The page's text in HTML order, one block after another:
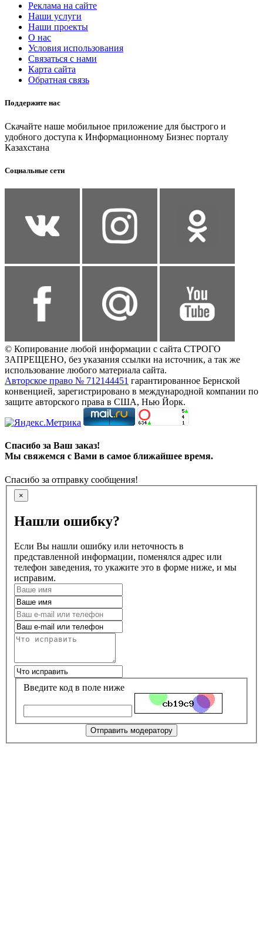
Реклама на сайте
Наши услуги
Наши проекты
О нас
Условия использования
Связаться с нами
Карта сайта
Обратная связь
Поддержите нас
Скачайте наше мобильное приложение для быстрого и
удобного доступа к Информационному Бизнес порталу
Казахстана
Социальные сети
© Копирование любой информации с сайта СТРОГО
ЗАПРЕЩЕНО, без указания ссылки на источник, а так же
использование любого материала сайта.
Авторское право № 712144451 гарантированное Бернской
конвенцией, зарегистрировано в международной компании по
защите авторского права в США, Нью Йорк.
Спасибо за Ваш заказ!
Мы свяжемся с Вами в самое ближайшее время.
Спасибо за отправку сообщения!
×
Нашли ошибку?
Если Вы нашли ошибку или неточность в
представленной информации, поменялся адрес или
телефон заведения, то укажите это в форме ниже, и мы
исправим.
Введите код в поле ниже
Отправить модератору